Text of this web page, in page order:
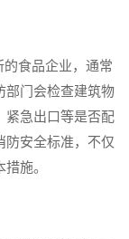
食品企业，通常
部门会检查建筑物
紧急出口等是否配
防安全标准，不仅
施。